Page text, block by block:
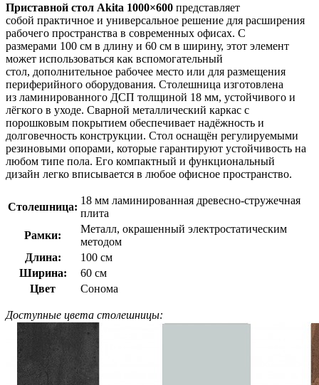
Приставной стол Akita 1000×600 представляет
собой практичное и универсальное решение для расширения
рабочего пространства в современных офисах. С
размерами 100 см в длину и 60 см в ширину, этот элемент
может использоваться как вспомогательный
стол, дополнительное рабочее место или для размещения
периферийного оборудования. Столешница изготовлена
из ламинированного ДСП толщиной 18 мм, устойчивого и
лёгкого в уходе. Сварной металлический каркас с
порошковым покрытием обеспечивает надёжность и
долговечность конструкции. Стол оснащён регулируемыми
резиновыми опорами, которые гарантируют устойчивость на
любом типе пола. Его компактный и функциональный
дизайн легко вписывается в любое офисное пространство.
Столешница:
18 мм ламинированная древесно-стружечная
плита
Рамки:
Металл, окрашенный электростатическим
методом
Длина:
100 см
Ширина:
60 см
Цвет
Сонома
Доступные цвета столешницы: